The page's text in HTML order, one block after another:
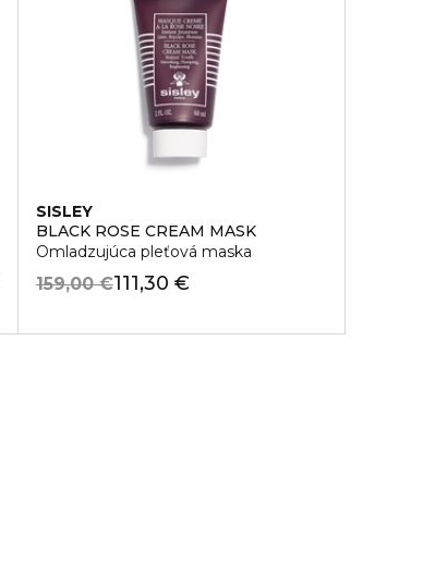
SISLEY
BLACK ROSE CREAM MASK
Omladzujúca pleťová maska
111,30 €
159,00 €